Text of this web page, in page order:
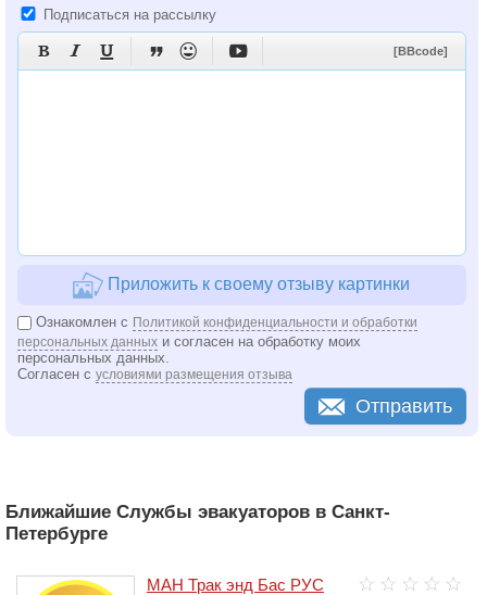
Подписаться на рассылку
      [BBcode]
Приложить к своему отзыву картинки
Ознакомлен с Политикой конфиденциальности и обработки
персональных данных и согласен на обработку моих
персональных данных.
Согласен с условиями размещения отзыва
Отправить
Ближайшие Службы эвакуаторов в Санкт-
Петербурге
МАН Трак энд Бас РУС